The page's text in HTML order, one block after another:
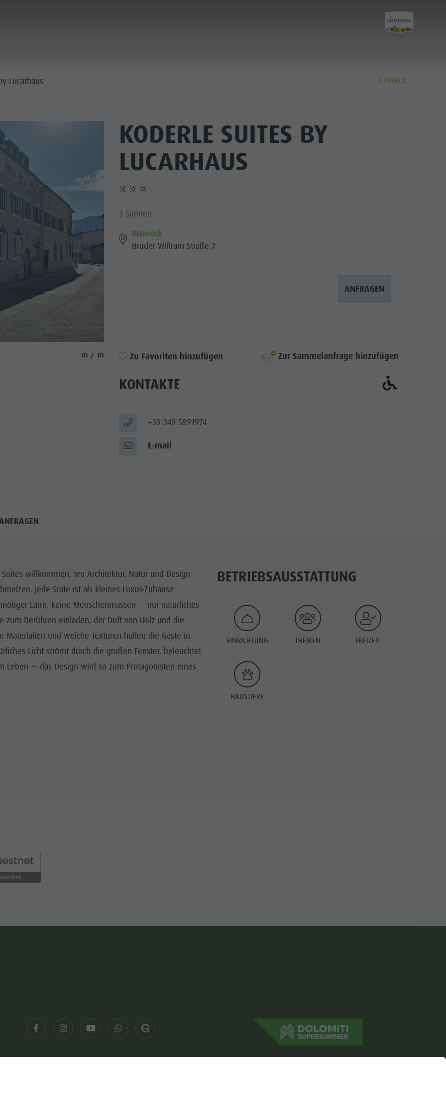
MUSEEN
UMGEBUNG
& HANDWERK
EVENTS
Alle Events
Lucarhaus zurück
aria.slide_indicator.prefix
01 aria.slide_indicator.of
01
KODERLE SUITES BY
LUCARHAUS
3 Sonnen
Bruneck
Bruder Willram Straße 7
ANFRAGEN
Zur Sammelanfrage hinzufügen
Zu Favoriten hinzufügen
KONTAKTE
+39 349 5891974
E-mail
willkommen, wo Architektur, Natur und Design
Jede Suite ist als kleines Luxus-Zuhause
Lärm, keine Menschenmassen — nur natürliches
zum Berühren einladen, der Duft von Holz und die
Materialien und weiche Texturen hüllen die Gäste in
Licht strömt durch die großen Fenster, beleuchtet
Leben — das Design wird so zum Protagonisten eines
BETRIEBSAUSSTATTUNG
EINRICHTUNG THEMEN FREIZEIT
HAUSTIERE